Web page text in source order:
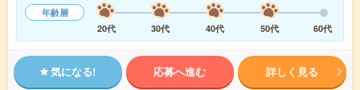
年齢層
20代
30代 40代 50代 60代
気になる! 応募へ進む 詳しく見る